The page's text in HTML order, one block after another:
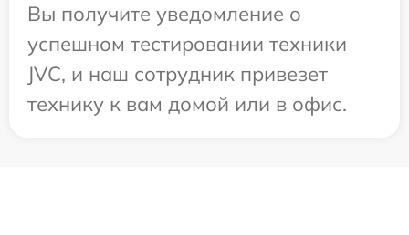
Вы получите уведомление о
успешном тестировании техники
JVC, и наш сотрудник привезет
технику к вам домой или в офис.